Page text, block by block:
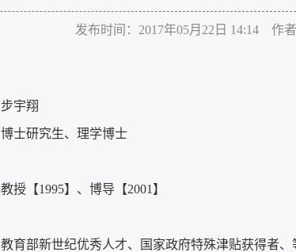
发布时间：2017年05月22日 14:14 作
步宇翔
博士研究生、理学博士
教授 【1995】、 博导 【2001】
教育部新世纪优秀人才、国家政府特殊津贴获得者、